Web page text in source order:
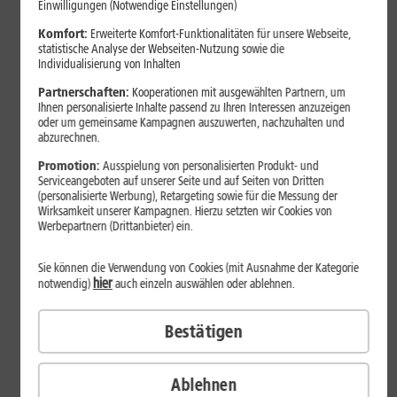
Betriebssysteme Wear OS by Google und watchOS von
Apple verfügbar sind.
Fit bleiben: Adidas Runtastic und Strava
Smartwatches, zum Beispiel die Galaxy Watch
Einwilligungen (Notwendige Einstellungen)
Komfort: Erweiterte Komfort-Funktionalitäten für unsere Webseite,
statistische Analyse der Webseiten-Nutzung sowie die
Individualisierung von Inhalten
Partnerschaften: Kooperationen mit ausgewählten Partnern, um
Ihnen personalisierte Inhalte passend zu Ihren Interessen anzuzeigen
oder um gemeinsame Kampagnen auszuwerten, nachzuhalten und
abzurechnen.
Promotion:Ausspielung von personalisierten Produkt- und
Serviceangeboten auf unserer Seite und auf Seiten von Dritten
(personalisierte Werbung), Retargeting sowie für die Messung der
Wirksamkeit unserer Kampagnen. Hierzu setzten wir Cookies von
Werbepartnern (Drittanbieter) ein.
Ablehnen
Sie können die Verwendung von Cookies (mit Ausnahme der Kategorie
notwendig) hierauch einzeln auswählen oder ablehnen.
Bestätigen